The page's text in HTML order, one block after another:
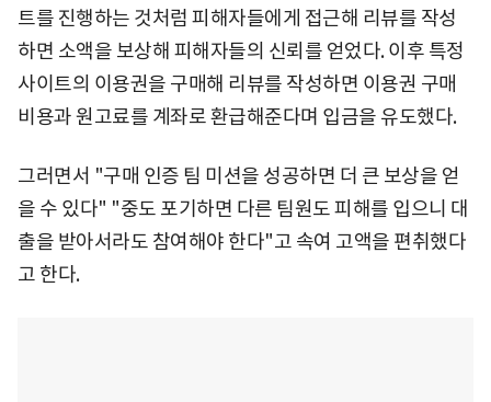
트를 진행하는 것처럼 피해자들에게 접근해 리뷰를 작성
하면 소액을 보상해 피해자들의 신뢰를 얻었다. 이후 특정
사이트의 이용권을 구매해 리뷰를 작성하면 이용권 구매
비용과 원고료를 계좌로 환급해준다며 입금을 유도했다.
그러면서 "구매 인증 팀 미션을 성공하면 더 큰 보상을 얻
을 수 있다" "중도 포기하면 다른 팀원도 피해를 입으니 대
출을 받아서라도 참여해야 한다"고 속여 고액을 편취했다
고 한다.